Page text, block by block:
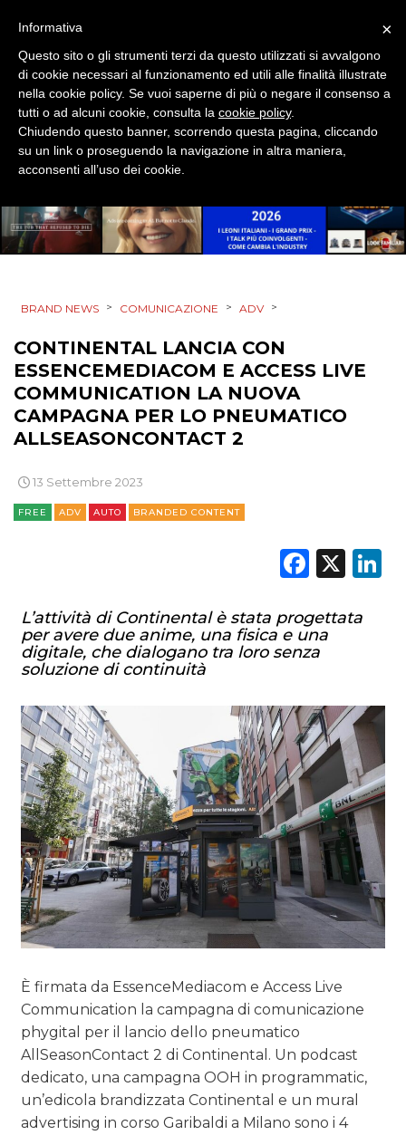
BRAND NEWS > COMUNICAZIONE > ADV >
CONTINENTAL LANCIA CON
ESSENCEMEDIACOM E ACCESS LIVE
COMMUNICATION LA NUOVA
CAMPAGNA PER LO PNEUMATICO
ALLSEASONCONTACT 2
13 Settembre 2023
FREE ADV AUTO BRANDED CONTENT
X
L’attività di Continental è stata progettata
per avere due anime, una fisica e una
digitale, che dialogano tra loro senza
soluzione di continuità
È firmata da EssenceMediacom e Access Live
Communication la campagna di comunicazione
phygital per il lancio dello pneumatico
AllSeasonContact 2 di Continental. Un podcast
dedicato, una campagna OOH in programmatic,
un’edicola brandizzata Continental e un mural
advertising in corso Garibaldi a Milano sono i 4
×
Informativa
Questo sito o gli strumenti terzi da questo utilizzati si avvalgono
di cookie necessari al funzionamento ed utili alle finalità illustrate
nella cookie policy. Se vuoi saperne di più o negare il consenso a
tutti o ad alcuni cookie, consulta la cookie policy.
Chiudendo questo banner, scorrendo questa pagina, cliccando
su un link o proseguendo la navigazione in altra maniera,
acconsenti all’uso dei cookie.